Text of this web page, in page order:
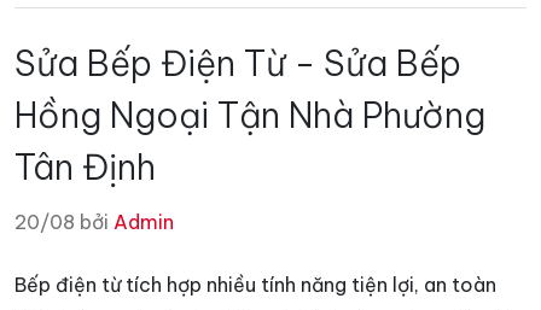
Sửa Bếp Điện Từ - Sửa Bếp
Hồng Ngoại Tận Nhà Phường
Tân Định
20/08 bởi Admin
Bếp điện từ tích hợp nhiều tính năng tiện lợi, an toàn